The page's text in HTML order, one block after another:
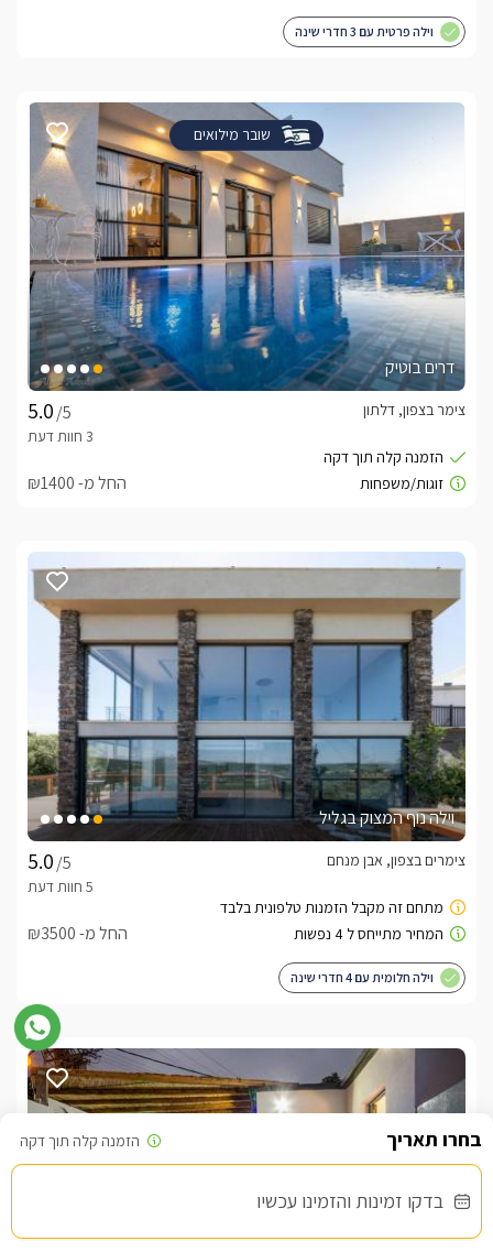
בדקו זמינות והזמינו עכשיו
וילה פרטית עם 3 חדרי שינה
שובר מילואים
דרים בוטיק
/5
צימר בצפון, דלתון
החל מ- ₪1400
וילה נוף המצוק בגליל
/5
צימרים בצפון, אבן מנחם
החל מ- ₪3500
וילה חלומית עם 4 חדרי שינה